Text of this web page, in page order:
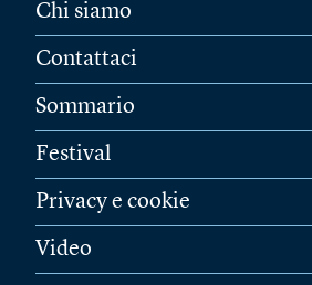
Chi siamo
Contattaci
Sommario
Festival
Privacy e cookie
Video